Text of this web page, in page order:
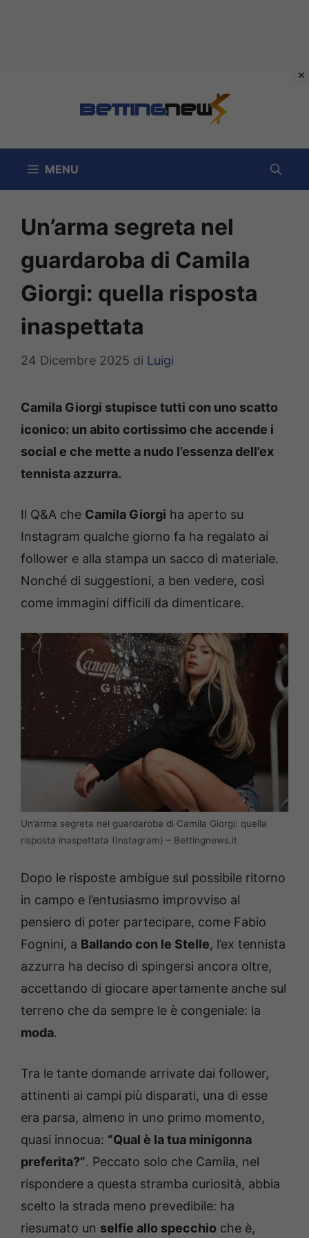
MENU
Un’arma segreta nel
guardaroba di Camila
Giorgi: quella risposta
inaspettata
24 Dicembre 2025 di Luigi
Camila Giorgi stupisce tutti con uno scatto
iconico: un abito cortissimo che accende i
social e che mette a nudo l’essenza dell’ex
tennista azzurra.
Il Q&A che Camila Giorgi ha aperto su
Instagram qualche giorno fa ha regalato ai
follower e alla stampa un sacco di materiale.
Nonché di suggestioni, a ben vedere, così
come immagini difficili da dimenticare.
Un’arma segreta nel guardaroba di Camila Giorgi: quella
risposta inaspettata (Instagram) – Bettingnews.it
Dopo le risposte ambigue sul possibile ritorno
in campo e l’entusiasmo improvviso al
pensiero di poter partecipare, come Fabio
Fognini, a Ballando con le Stelle, l’ex tennista
azzurra ha deciso di spingersi ancora oltre,
accettando di giocare apertamente anche sul
terreno che da sempre le è congeniale: la
moda.
Tra le tante domande arrivate dai follower,
attinenti ai campi più disparati, una di esse
era parsa, almeno in uno primo momento,
quasi innocua: “Qual è la tua minigonna
preferita?”. Peccato solo che Camila, nel
rispondere a questa stramba curiosità, abbia
scelto la strada meno prevedibile: ha
riesumato un selfie allo specchio che è,